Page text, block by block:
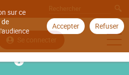
sur ce
Accepter Refuser
Se connecter